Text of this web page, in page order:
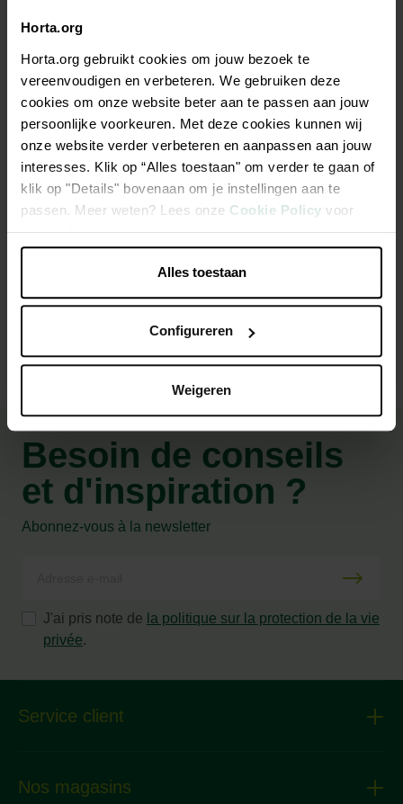
Horta.org
Horta.org gebruikt cookies om jouw bezoek te
vereenvoudigen en verbeteren. We gebruiken deze
cookies om onze website beter aan te passen aan jouw
persoonlijke voorkeuren. Met deze cookies kunnen wij
onze website verder verbeteren en aanpassen aan jouw
interesses. Klik op “Alles toestaan" om verder te gaan of
klik op "Details" bovenaan om je instellingen aan te
passen. Meer weten? Lees onze Cookie Policy voor
meer informatie.
Alles toestaan
Configureren
Weigeren
Description
Herbicide foliaire de contact pour détruire les mauvaises
herbes annuelles et la mousse par traitement localisé.
Pour terrains meubles et terrains revêtus
A base de matières actives naturellement présentes
Caractéristiques
Besoin de conseils
et d'inspiration ?
Abonnez-vous à la newsletter
J'ai pris note de la politique sur la protection de la vie
privée.
Service client
Nos magasins